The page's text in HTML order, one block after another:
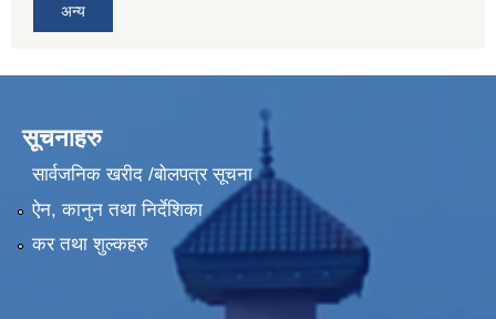
अन्य
सूचनाहरु
सार्वजनिक खरीद /बोलपत्र सूचना
ऐन, कानुन तथा निर्देशिका
कर तथा शुल्कहरु